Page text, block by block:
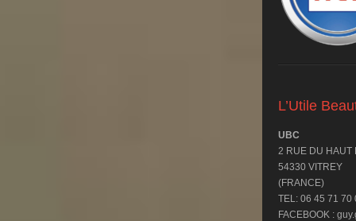
L’Utile
UBC
2 RUE DU HAUT
54330 VITREY
(FRANCE)
TEL: 06 45 71 70
FACEBOOK :